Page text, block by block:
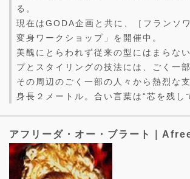
る。
現在はGODA企画と共に、［フランソ
変身ワークショップ」を開催中。
美醜にとらわれず従来の型にはまらな
プとスタイリングの技法には、ごく一
その周辺のごく一部の人々から熱烈な
身長２メートル。合い言葉は“芯を残し
アフリーダ・オー・ブラート｜